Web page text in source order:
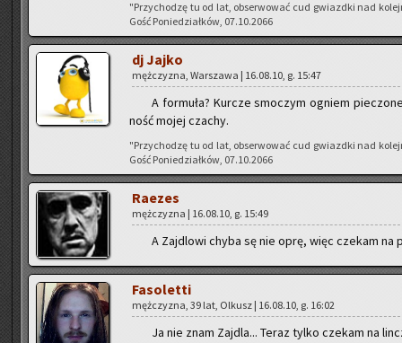
"Przy­cho­dzę tu od lat, ob­ser­wo­wać cud gwiazd­ki nad
Gość Po­nie­dział­ków, 07.10.2066
dj Jajko
męż­czy­zna, War­sza­wa | 16.08.10, g. 15:47
A for­mu­ła? Kur­cze smo­czym ogniem
ność mojej cza­chy.
"Przy­cho­dzę tu od lat, ob­ser­wo­wać cud gwiazd­ki nad
Gość Po­nie­dział­ków, 07.10.2066
Ra­ezes
męż­czy­zna | 16.08.10, g. 15:49
A Zaj­dlo­wi chyba sę nie oprę, więc cze­kam na
Fa­so­let­ti
męż­czy­zna, 39 lat, Ol­kusz | 16.08.10, g. 16:02
Ja nie znam Zaj­dla... Teraz tylko cze­kam na